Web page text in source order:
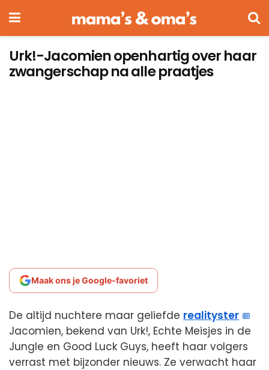
Urk!-Jacomien openhartig over haar
zwangerschap na alle praatjes
Maak ons je Google-favoriet
De altijd nuchtere maar geliefde realityster
Jacomien, bekend van Urk!, Echte Meisjes in de
Jungle en Good Luck Guys, heeft haar volgers
verrast met bijzonder nieuws. Ze verwacht haar